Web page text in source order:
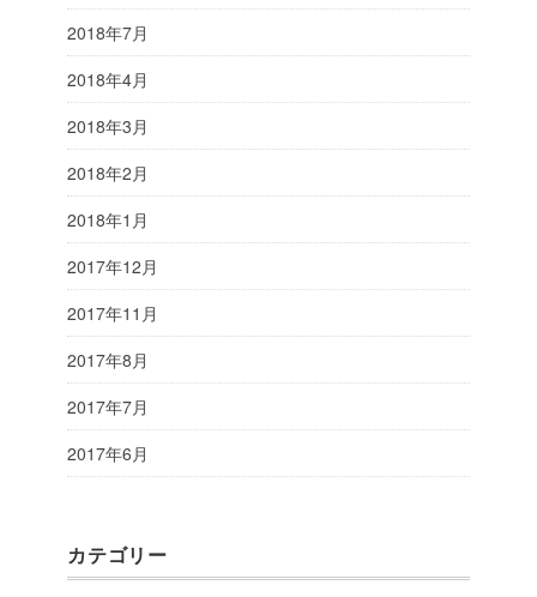
2018年7月
2018年4月
2018年3月
2018年2月
2018年1月
2017年12月
2017年11月
2017年8月
2017年7月
2017年6月
カテゴリー